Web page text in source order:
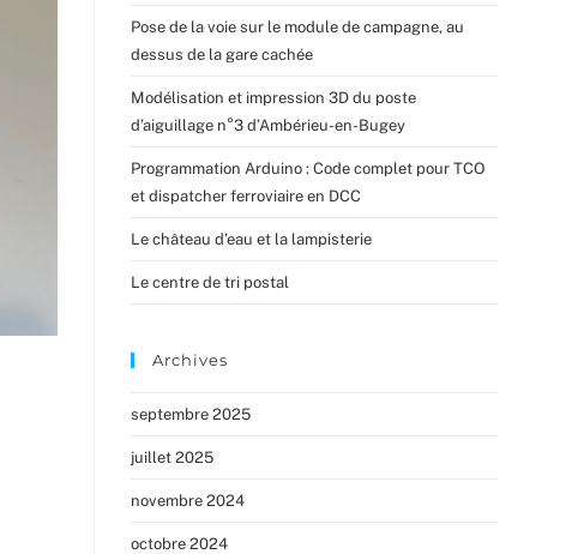
Pose de la voie sur le module de campagne, au
dessus de la gare cachée
Modélisation et impression 3D du poste
d’aiguillage n°3 d’Ambérieu-en-Bugey
Programmation Arduino : Code complet pour TCO
et dispatcher ferroviaire en DCC
Le château d’eau et la lampisterie
Le centre de tri postal
Archives
septembre 2025
juillet 2025
novembre 2024
octobre 2024